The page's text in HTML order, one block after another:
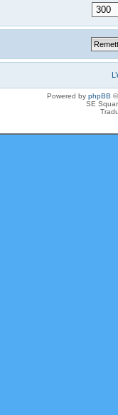
Powered by phpBB
SE